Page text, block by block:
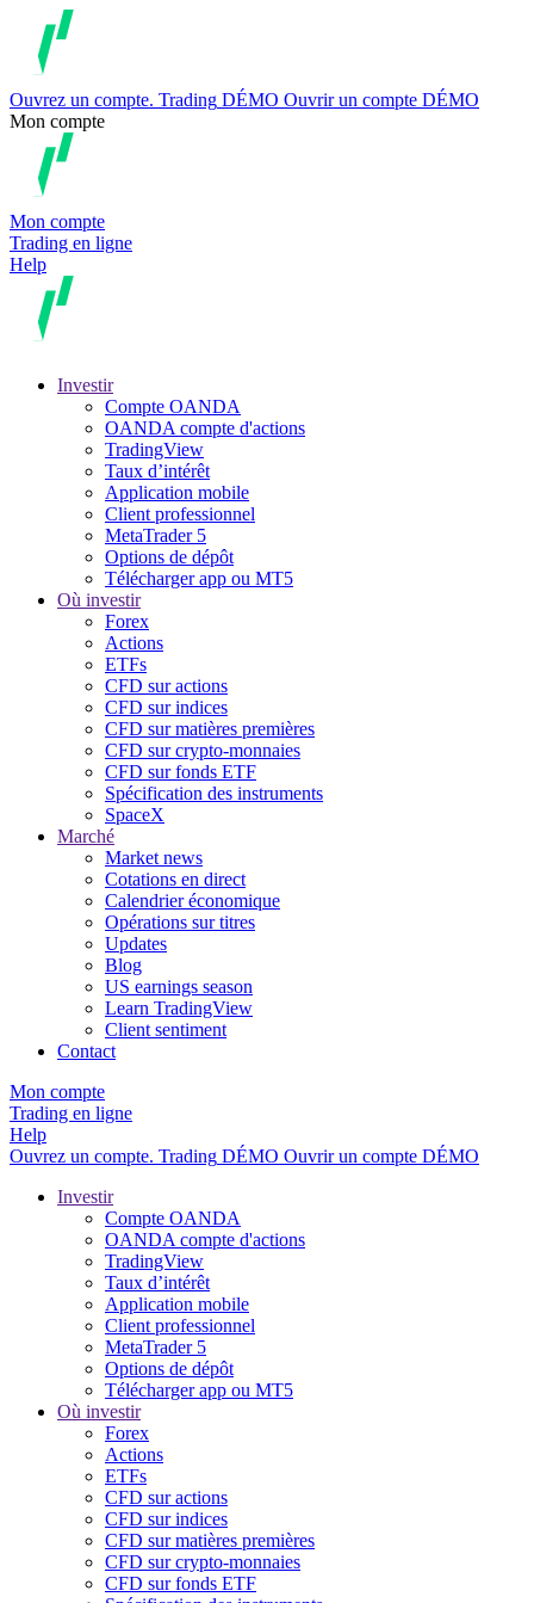
Ouvrez un compte. Trading DÉMO Ouvrir un compte DÉMO
Mon compte
Mon compte
Trading en ligne
Help
Investir
Compte OANDA
OANDA compte d'actions
TradingView
Taux d’intérêt
Application mobile
Client professionnel
MetaTrader 5
Options de dépôt
Télécharger app ou MT5
Où investir
Forex
Actions
ETFs
CFD sur actions
CFD sur indices
CFD sur matières premières
CFD sur crypto-monnaies
CFD sur fonds ETF
Spécification des instruments
SpaceX
Marché
Market news
Cotations en direct
Calendrier économique
Opérations sur titres
Updates
Blog
US earnings season
Learn TradingView
Client sentiment
Contact
Mon compte
Trading en ligne
Help
Ouvrez un compte. Trading DÉMO Ouvrir un compte DÉMO
Investir
Compte OANDA
OANDA compte d'actions
TradingView
Taux d’intérêt
Application mobile
Client professionnel
MetaTrader 5
Options de dépôt
Télécharger app ou MT5
Où investir
Forex
Actions
ETFs
CFD sur actions
CFD sur indices
CFD sur matières premières
CFD sur crypto-monnaies
CFD sur fonds ETF